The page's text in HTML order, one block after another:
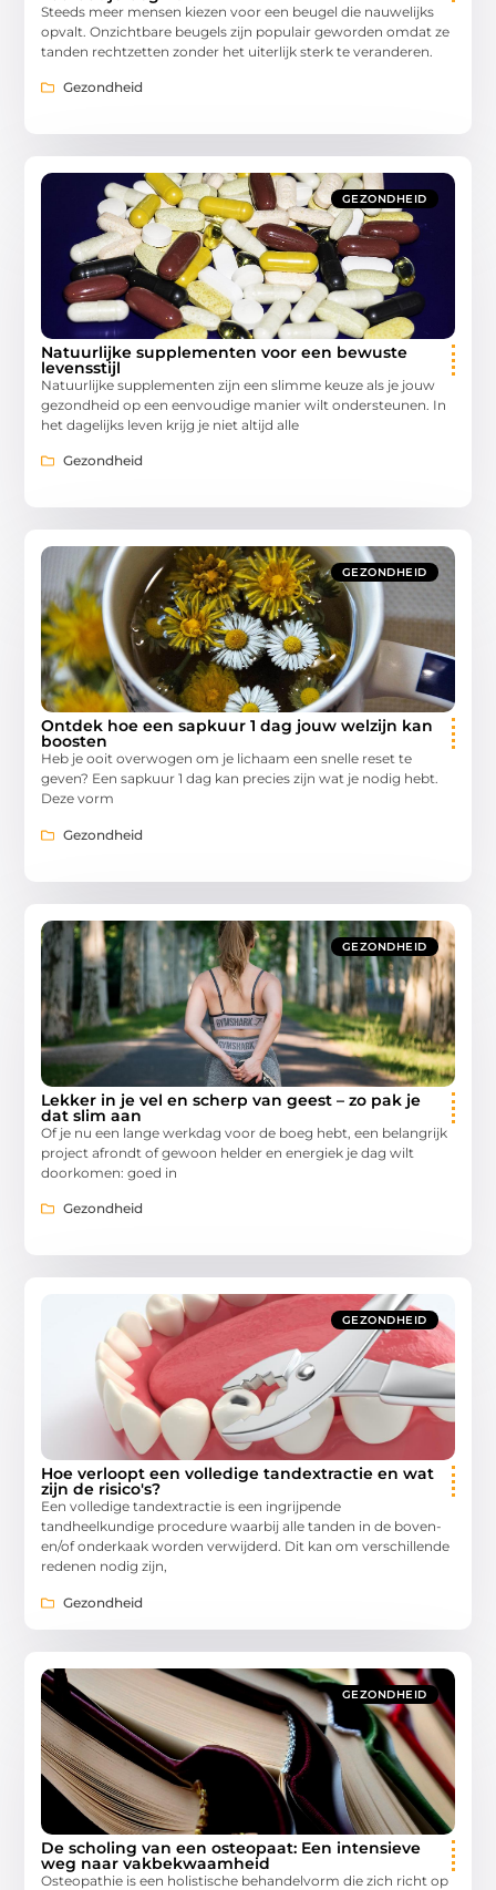
Steeds meer mensen kiezen voor een beugel die nauwelijks
opvalt. Onzichtbare beugels zijn populair geworden omdat ze
tanden rechtzetten zonder het uiterlijk sterk te veranderen.
Gezondheid
GEZONDHEID
Natuurlijke supplementen voor een bewuste
levensstijl
Natuurlijke supplementen zijn een slimme keuze als je jouw
gezondheid op een eenvoudige manier wilt ondersteunen. In
het dagelijks leven krijg je niet altijd alle
Gezondheid
GEZONDHEID
Ontdek hoe een sapkuur 1 dag jouw welzijn kan
boosten
Heb je ooit overwogen om je lichaam een snelle reset te
geven? Een sapkuur 1 dag kan precies zijn wat je nodig hebt.
Deze vorm
Gezondheid
GEZONDHEID
Lekker in je vel en scherp van geest – zo pak je
dat slim aan
Of je nu een lange werkdag voor de boeg hebt, een belangrijk
project afrondt of gewoon helder en energiek je dag wilt
doorkomen: goed in
Gezondheid
GEZONDHEID
Hoe verloopt een volledige tandextractie en wat
zijn de risico's?
Een volledige tandextractie is een ingrijpende
tandheelkundige procedure waarbij alle tanden in de boven-
en/of onderkaak worden verwijderd. Dit kan om verschillende
redenen nodig zijn,
Gezondheid
GEZONDHEID
De scholing van een osteopaat: Een intensieve
weg naar vakbekwaamheid
Osteopathie is een holistische behandelvorm die zich richt op